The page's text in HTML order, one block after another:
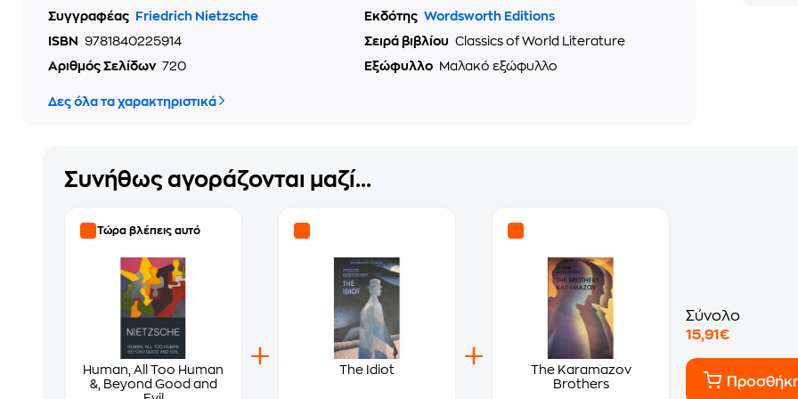
Συγγραφέας Friedrich Nietzsche Εκδότης Wordsworth Editions
ISBN
9781840225914 Σειρά βιβλίου Classics of World Literature
Αριθμός Σελίδων 720 Εξώφυλλο Μαλακό εξώφυλλο
Δες όλα τα χαρακτηριστικά
Συνήθως αγοράζονται μαζί...
Τώρα βλέπεις αυτό
Human, All Too Human
&, Beyond Good and
The Idiot
The Karamazov
Brothers
Σύνολο
15,91€